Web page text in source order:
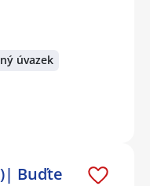
úvazek
Buďte